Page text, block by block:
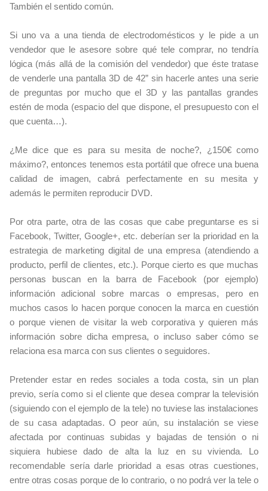
También el sentido común.
Si uno va a una tienda de electrodomésticos y le pide a un
vendedor que le asesore sobre qué tele comprar, no tendría
lógica (más allá de la comisión del vendedor) que éste tratase
de venderle una pantalla 3D de 42” sin hacerle antes una serie
de preguntas por mucho que el 3D y las pantallas grandes
estén de moda (espacio del que dispone, el presupuesto con el
que cuenta…).
¿Me dice que es para su mesita de noche?, ¿150€ como
máximo?, entonces tenemos esta portátil que ofrece una buena
calidad de imagen, cabrá perfectamente en su mesita y
además le permiten reproducir DVD.
Por otra parte, otra de las cosas que cabe preguntarse es si
Facebook, Twitter, Google+, etc. deberían ser la prioridad en la
estrategia de marketing digital de una empresa (atendiendo a
producto, perfil de clientes, etc.). Porque cierto es que muchas
personas buscan en la barra de Facebook (por ejemplo)
información adicional sobre marcas o empresas, pero en
muchos casos lo hacen porque conocen la marca en cuestión
o porque vienen de visitar la web corporativa y quieren más
información sobre dicha empresa, o incluso saber cómo se
relaciona esa marca con sus clientes o seguidores.
Pretender estar en redes sociales a toda costa, sin un plan
previo, sería como si el cliente que desea comprar la televisión
(siguiendo con el ejemplo de la tele) no tuviese las instalaciones
de su casa adaptadas. O peor aún, su instalación se viese
afectada por continuas subidas y bajadas de tensión o ni
siquiera hubiese dado de alta la luz en su vivienda. Lo
recomendable sería darle prioridad a esas otras cuestiones,
entre otras cosas porque de lo contrario, o no podrá ver la tele o